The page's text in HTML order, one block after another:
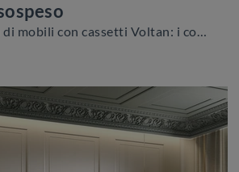
Una ricca gamma di mobili con cassetti Voltan: i comodini design in laccato opaco, come Elite Comò sospeso, sono tra le proposte più belle.